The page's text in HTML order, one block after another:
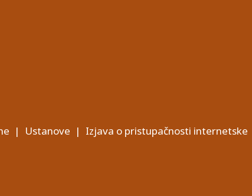
| Ustanove | Izjava o pristupačnosti internetske